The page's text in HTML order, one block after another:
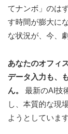
てナンボ」のは
す時間が膨大に
な状況が、今、
あなたのオフィ
データ入力も、
ん。
最新のAI技
し、本質的な現
ようとしています